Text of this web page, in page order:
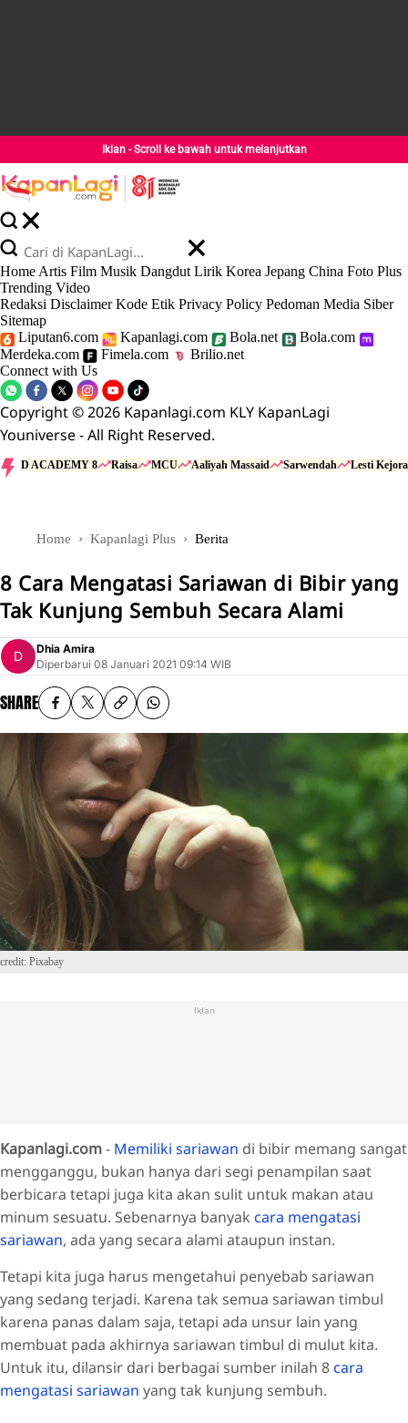
Iklan - Scroll ke bawah untuk melanjutkan
Home Artis Film Musik Dangdut Lirik Korea Jepang China Foto Plus
Trending Video
Redaksi Disclaimer Kode Etik Privacy Policy Pedoman Media Siber
Sitemap
Liputan6.com
Kapanlagi.com Bola.net
Bola.com
Merdeka.com
Fimela.com
Brilio.net
Connect with Us
Copyright © 2026 Kapanlagi.com KLY KapanLagi
Youniverse - All Right Reserved.
D ACADEMY 8 Raisa MCU Aaliyah Massaid Sarwendah Lesti Kejora
Home Kapanlagi Plus Berita
8 Cara Mengatasi Sariawan di Bibir yang
Tak Kunjung Sembuh Secara Alami
Dhia Amira
Diperbarui 08 Januari 2021 09:14 WIB
SHARE
credit: Pixabay
Iklan
Kapanlagi.com- Memiliki sariawan di bibir memang sangat
mengganggu, bukan hanya dari segi penampilan saat
berbicara tetapi juga kita akan sulit untuk makan atau
minum sesuatu. Sebenarnya banyak cara mengatasi
sariawan, ada yang secara alami ataupun instan.
Tetapi kita juga harus mengetahui penyebab sariawan
yang sedang terjadi. Karena tak semua sariawan timbul
karena panas dalam saja, tetapi ada unsur lain yang
membuat pada akhirnya sariawan timbul di mulut kita.
Untuk itu, dilansir dari berbagai sumber inilah 8 cara
mengatasi sariawan yang tak kunjung sembuh.